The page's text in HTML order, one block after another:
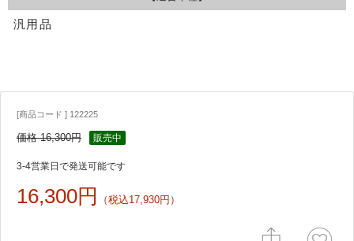
汎用品
[商品コード ] 122225
価格 16,300円 販売中
3-4営業日で発送可能です
16,300円 （税込17,930円）